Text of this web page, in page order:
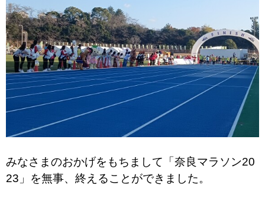
みなさまのおかげをもちまして「奈良マラソン20
23」を無事、終えることができました。